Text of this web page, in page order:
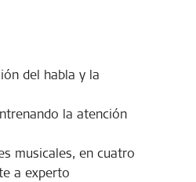
del habla y la
la atención
musicales, en cuatro
a experto